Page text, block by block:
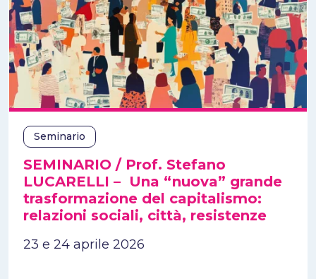
Seminario
SEMINARIO / Prof. Stefano
LUCARELLI – Una “nuova” grande
trasformazione del capitalismo:
relazioni sociali, città, resistenze
23 e 24 aprile 2026